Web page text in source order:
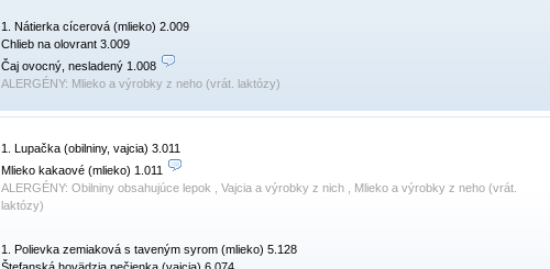
1. Nátierka cícerová (mlieko) 2.009
Chlieb na olovrant 3.009
Čaj ovocný, nesladený 1.008
ALERGÉNY: Mlieko a výrobky z neho (vrát. laktózy)
1. Lupačka (obilniny, vajcia) 3.011
Mlieko kakaové (mlieko) 1.011
ALERGÉNY: Obilniny obsahujúce lepok , Vajcia a výrobky z nich , Mlieko a výrobky z neho (vrát.
laktózy)
1. Polievka zemiaková s taveným syrom (mlieko) 5.128